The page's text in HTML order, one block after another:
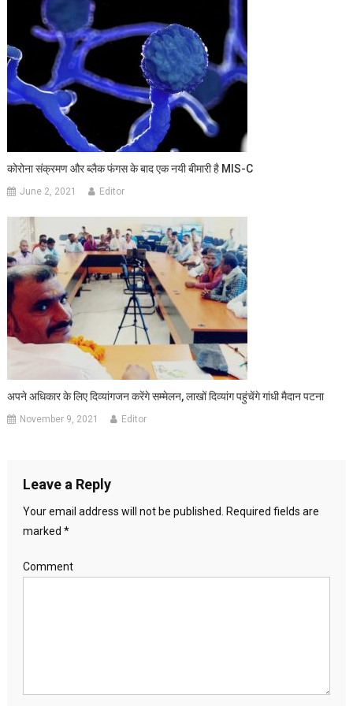
कोरोना संक्रमण और ब्लैक फंगस के बाद एक नयी बीमारी है MIS-C
June 2, 2021 Editor
अपने अधिकार के लिए दिव्यांगजन करेंगे सम्मेलन, लाखों दिव्यांग पहुंचेंगे गांधी मैदान पटना
November 9, 2021 Editor
Leave a Reply
Your email address will not be published.
Required fields are
marked *
Comment